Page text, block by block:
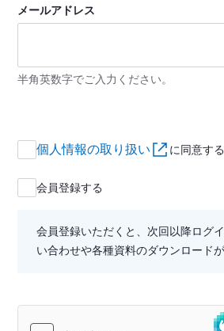
メールアドレス
半角英数字でご入力ください。
個人情報の取り扱い に同意する
会員登録する
会員登録いただくと、次回以降ログ
い合わせや各種資料のダウンロード